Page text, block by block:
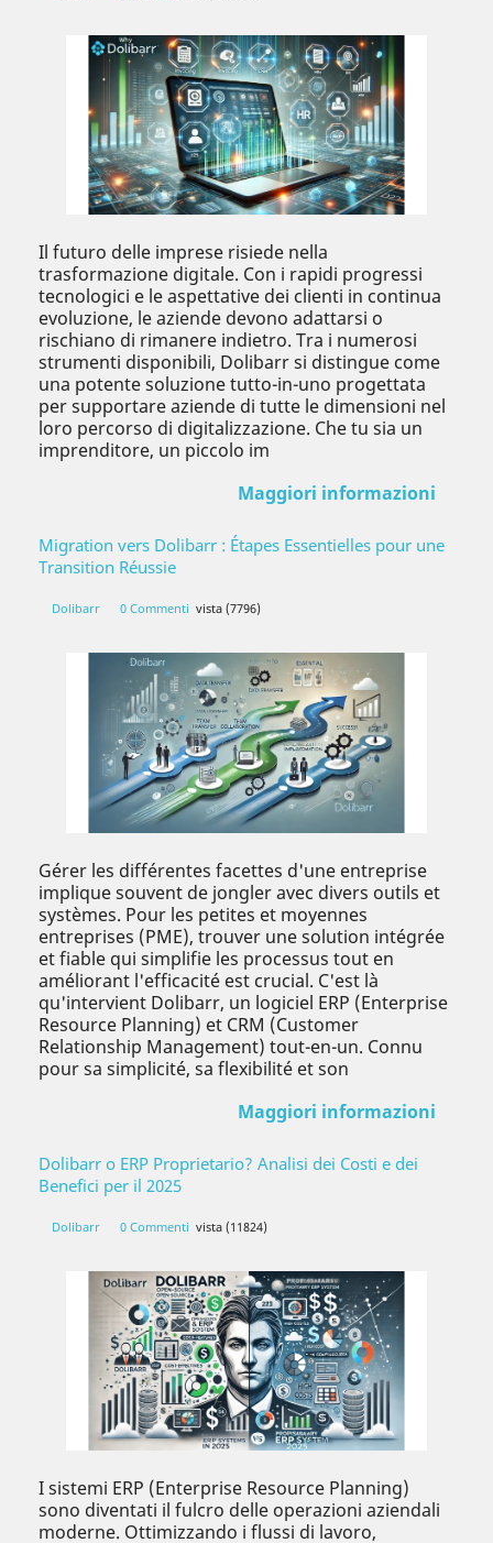
Il futuro delle imprese risiede nella
trasformazione digitale. Con i rapidi progressi
tecnologici e le aspettative dei clienti in continua
evoluzione, le aziende devono adattarsi o
rischiano di rimanere indietro. Tra i numerosi
strumenti disponibili, Dolibarr si distingue come
una potente soluzione tutto-in-uno progettata
per supportare aziende di tutte le dimensioni nel
loro percorso di digitalizzazione. Che tu sia un
imprenditore, un piccolo im
Maggiori informazioni
Migration vers Dolibarr : Étapes Essentielles pour une
Transition Réussie
Dolibarr 0 Commenti vista (7796)
Gérer les différentes facettes d'une entreprise
implique souvent de jongler avec divers outils et
systèmes. Pour les petites et moyennes
entreprises (PME), trouver une solution intégrée
et fiable qui simplifie les processus tout en
améliorant l'efficacité est crucial. C'est là
qu'intervient Dolibarr, un logiciel ERP (Enterprise
Resource Planning) et CRM (Customer
Relationship Management) tout-en-un. Connu
pour sa simplicité, sa flexibilité et son
Maggiori informazioni
Dolibarr o ERP Proprietario? Analisi dei Costi e dei
Benefici per il 2025
Dolibarr 0 Commenti vista (11824)
I sistemi ERP (Enterprise Resource Planning)
sono diventati il fulcro delle operazioni aziendali
moderne. Ottimizzando i flussi di lavoro,